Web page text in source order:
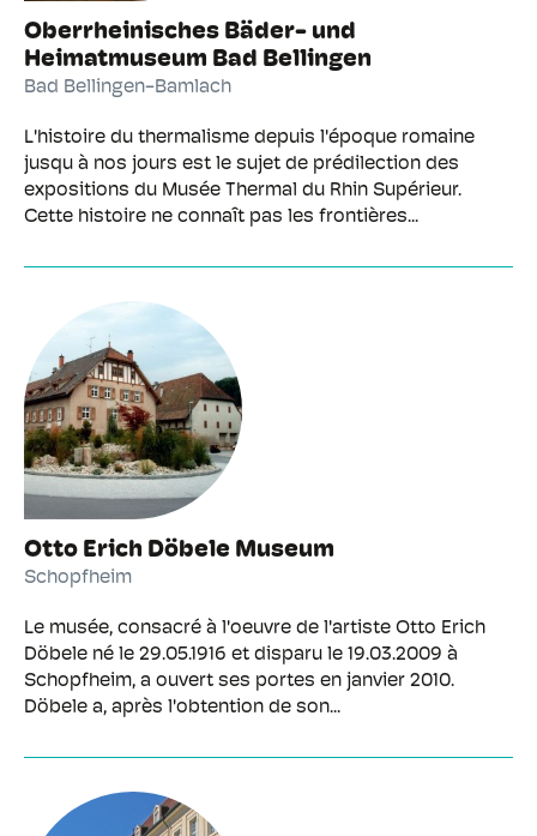
Oberrheinisches Bäder- und
Heimatmuseum Bad Bellingen
Bad Bellingen-Bamlach
L'histoire du thermalisme depuis l'époque romaine
jusqu à nos jours est le sujet de prédilection des
expositions du Musée Thermal du Rhin Supérieur.
Cette histoire ne connaît pas les frontières...
Otto Erich Döbele Museum
Schopfheim
Le musée, consacré à l'oeuvre de l'artiste Otto Erich
Döbele né le 29.05.1916 et disparu le 19.03.2009 à
Schopfheim, a ouvert ses portes en janvier 2010.
Döbele a, après l'obtention de son...